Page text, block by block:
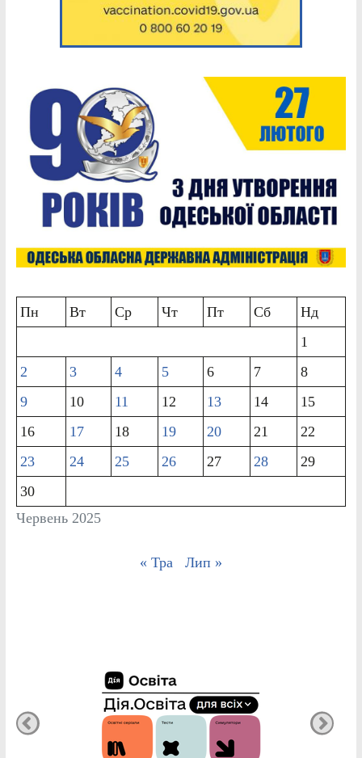
Червень 2025
Пн Вт Ср Чт Пт Сб
Нд
1
2
3 4 5 6 7
8
9
10 11 12 13 14
15
16
17 18 19 20 21
22
23
24 25 26 27 28
29
30
« Тра Лип »